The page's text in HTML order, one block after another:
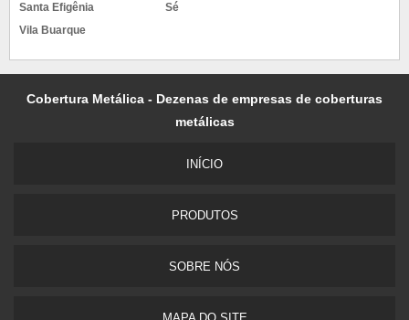
Santa Efigênia
Sé
Vila Buarque
Cobertura Metálica - Dezenas de empresas de coberturas
metálicas
INÍCIO
PRODUTOS
SOBRE NÓS